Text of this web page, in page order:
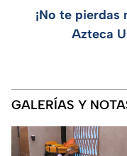
¡No te pierdas
Azteca
GALERÍAS Y